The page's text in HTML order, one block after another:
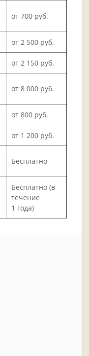
от 700 руб.
от 2 500 руб.
от 2 150 руб.
от 8 000 руб.
от 800 руб.
от 1 200 руб.
Бесплатно
Бесплатно (в
течение
1 года)